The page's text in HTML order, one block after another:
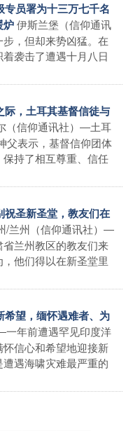
员署为十三万七千名
炉伊斯兰堡（信仰通讯
，但却来势凶猛。在
袭击了遭遇十月八日
际，土耳其基督信徒与
（信仰通讯社）―土耳
父表示，基督信仰团体
持了相互尊重、信任
祝圣新圣堂，教友们在
/兰州（信仰通讯社）―
兰州教区的教友们来
他们得以在新圣堂里
希望，缅怀遇难者、为
年前遭遇罕见印度洋
信心和希望地迎接新
遇海啸灾难最严重的